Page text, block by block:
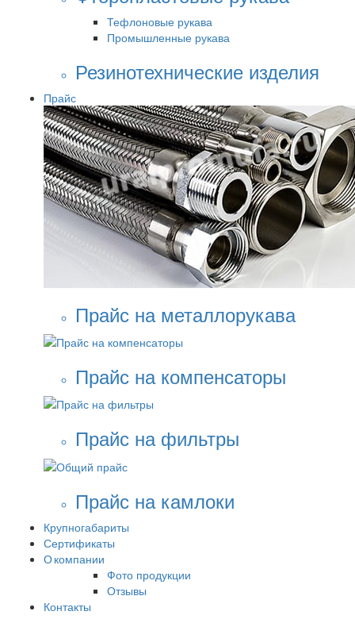
Тефлоновые рукава
Промышленные рукава
Резинотехнические изделия
Прайс
Прайс на металлорукава
Прайс на компенсаторы
Прайс на фильтры
Прайс на камлоки
Крупногабариты
Сертификаты
О компании
Фото продукции
Отзывы
Контакты